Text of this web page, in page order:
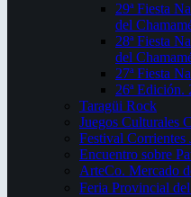
29ª Fiesta
del
28ª Fiesta
del
27ª Fiesta
26ª Edición.
Taragüi Rock
Juegos Culturales
Festival Corrientes
Encuentro sobre
ArteCo. Mercado
Feria Provincial